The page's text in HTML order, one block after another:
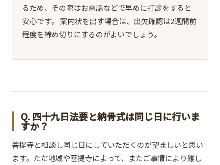
るため、その際はお電話などで早めに打診をすると
安心です。 案内状を出す場合は、出欠確認は2週間前
程度を締め切りにするのがよいでしょう。
Q. 四十九日法要と納骨式は同じ日に行いま
すか？
菩提寺と相談し同じ日にしていただくのが望ましいと思い
ます。ただ地域や菩提寺によって、またご事情により難し